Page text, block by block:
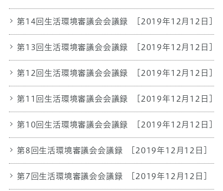
第14回生活環境審議会会議録 [2019年12月12日]
第13回生活環境審議会会議録 [2019年12月12日]
第12回生活環境審議会会議録 [2019年12月12日]
第11回生活環境審議会会議録 [2019年12月12日]
第10回生活環境審議会会議録 [2019年12月12日]
第8回生活環境審議会会議録 [2019年12月12日]
第7回生活環境審議会会議録 [2019年12月12日]